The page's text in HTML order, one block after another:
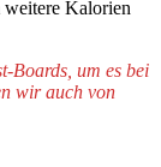
Kalorien
Boards, um es bei
wir auch von